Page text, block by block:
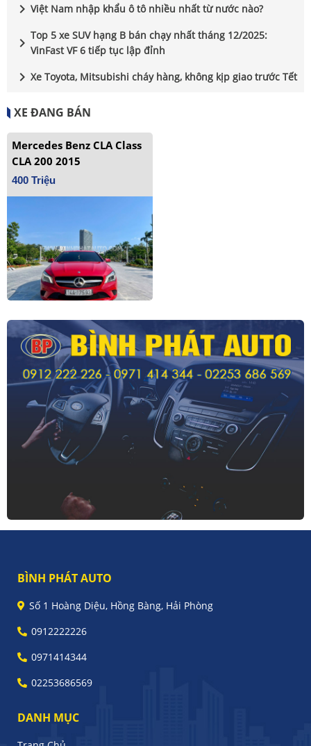
chevron_right Việt Nam nhập khẩu ô tô nhiều nhất từ nước nào?
chevron_right Top 5 xe SUV hạng B bán chạy nhất tháng 12/2025:
VinFast VF 6 tiếp tục lập đỉnh
chevron_right Xe Toyota, Mitsubishi cháy hàng, không kịp giao trước Tết
XE ĐANG BÁN
Mercedes Benz CLA Class
CLA 200 2015
400 Triệu
BÌNH PHÁT AUTO
Số 1 Hoàng Diệu, Hồng Bàng, Hải Phòng
0912222226
0971414344
02253686569
DANH MỤC